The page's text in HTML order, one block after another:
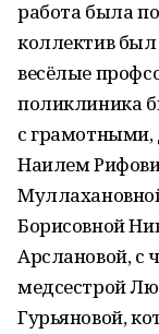
работа была
коллектив
весёлые
поликлиника
с
Наилем
Борисовной
Арслановой, с
медсестрой
Гурьяновой,